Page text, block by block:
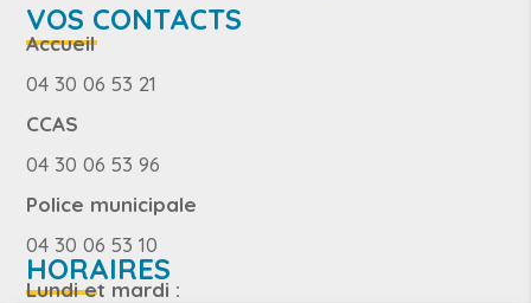
VOS CONTACTS
Accueil
04 30 06 53 21
CCAS
04 30 06 53 96
Police municipale
04 30 06 53 10
HORAIRES
Lundi et mardi :